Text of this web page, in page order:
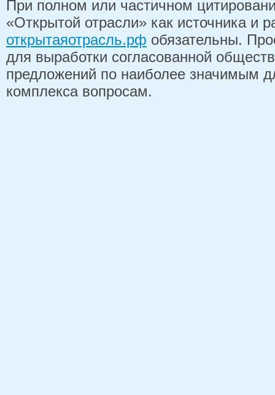
При полном или частичном
«Открытой отрасли» как источника и
открытаяотрасль.рф обязательны.
для выработки согласованной
предложений по наиболее значимым
комплекса вопросам.